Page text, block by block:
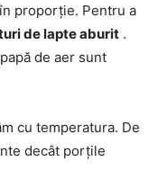
proporție. Pentru a
de lapte aburit .
de aer sunt
cu temperatura. De
decât porțile